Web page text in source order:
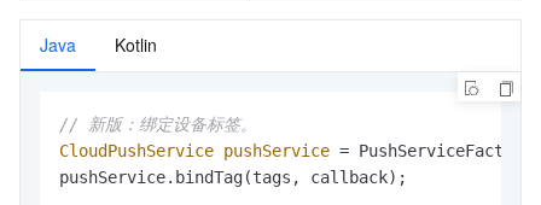
Java Kotlin
// 新版：绑定设备标签。
CloudPushService pushService =
pushService.bindTag(tags, callback);